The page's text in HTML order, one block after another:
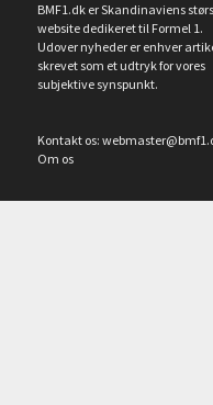
BMF1.dk er Skandinaviens
website dedikeret til Formel 1.
Udover nyheder er enhver
skrevet som et udtryk for vores
subjektive synspunkt.
Kontakt os:
Om os